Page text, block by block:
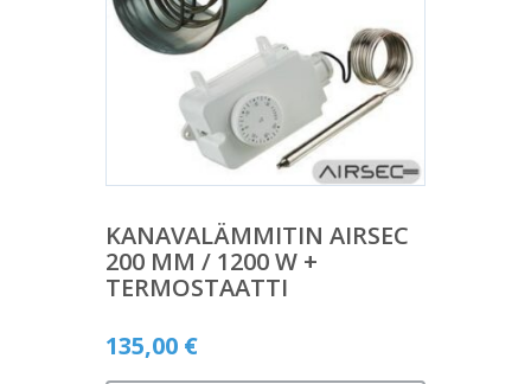
KANAVALÄMMITIN AIRSEC
200 MM / 1200 W +
TERMOSTAATTI
135,00 €